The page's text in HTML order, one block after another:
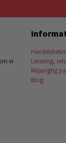
vi
Levering,
Miljørigtig
Blog